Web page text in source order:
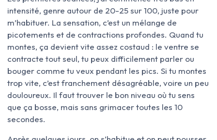
intensité, genre autour de 20-25 sur 100, juste pour
m’habituer. La sensation, c’est un mélange de
picotements et de contractions profondes. Quand tu
montes, ça devient vite assez costaud : le ventre se
contracte tout seul, tu peux difficilement parler ou
bouger comme tu veux pendant les pics. Si tu montes
trop vite, c’est franchement désagréable, voire un peu
douloureux. Il faut trouver le bon niveau où tu sens
que ça bosse, mais sans grimacer toutes les 10
secondes.